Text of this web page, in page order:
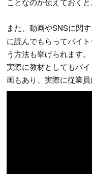
また、動画やSNSに関
に読んでもらってバイ
う方法も挙げられます。
実際に教材としてもバ
画もあり、実際に従業